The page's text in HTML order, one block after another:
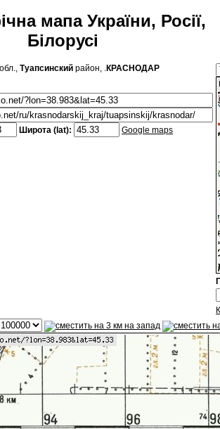
мапа України, Росії,
Білорусі
обл., Туапсинский район, .КРАСНОДАР
Широта (lat): Google maps